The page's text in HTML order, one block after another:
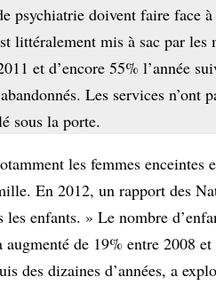
psychiatrie doivent faire face
littéralement mis à sac par
et d’encore 55% l’année
Les services
sous la porte.
les femmes
En 2012, un rapport des
les enfants. » Le nombre
de 19% entre 2008
des dizaines d’années, a